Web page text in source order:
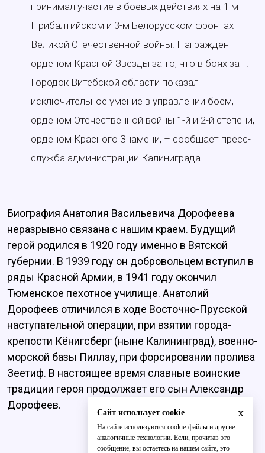
принимал участие в боевых действиях на 1-м
Прибалтийском и 3-м Белорусском фронтах
Великой Отечественной войны. Награждён
орденом Красной Звезды за то, что в боях за г.
Городок Витебской области показал
исключительное умение в управлении боем,
орденом Отечественной войны 1-й и 2-й степени,
орденом Красного Знамени, – сообщает пресс-
служба администрации Калиниграда.
Биография Анатолия Васильевича Дорофеева
неразрывно связана с нашим краем. Будущий
герой родился в 1920 году именно в Вятской
губернии. В 1939 году он добровольцем вступил в
ряды Красной Армии, в 1941 году окончил
Тюменское пехотное училище. Анатолий
Дорофеев отличился в ходе Восточно-Прусской
наступательной операции, при взятии города-
крепости Кёнигсберг (ныне Калининград), военно-
морской базы Пиллау, при форсировании пролива
Зеетиф. В настоящее время славные воинские
традиции героя продолжает его сын Александр
Дорофеев.
x
Сайт использует cookie
На сайте используются cookie-файлы и другие
аналогичные технологии. Если, прочитав это
сообщение, вы остаетесь на нашем сайте, это